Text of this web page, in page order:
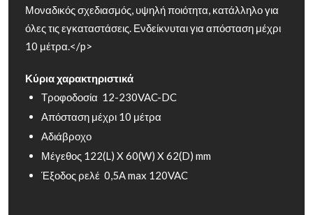
Μοναδικός σχεδιασμός, υψηλή ποιότητα, κατάλληλο για
όλες τις εγκαταστάσεις. Ενδείκνυται για απόσταση μέχρι
10 μέτρα.</p>
Κύρια χαρακτηριστικά
Τροφοδοσία 12-230VAC-DC
Απόσταση μέχρι 10 μέτρα
Αδιάβροχο
Μέγεθος 122(L) X 60(W) X 62(D) mm
Έξοδος ρελέ 0,5Α max 120VAC